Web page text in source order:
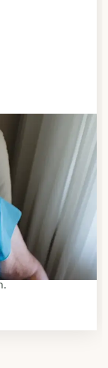
Anbieters
telefonisch,
zum
vielen
auch